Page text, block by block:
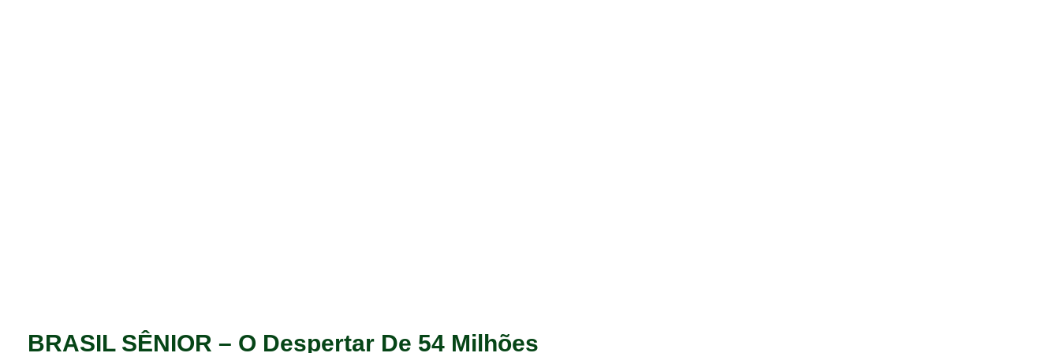
BRASIL SÊNIOR – O Despertar De 54 Milhões